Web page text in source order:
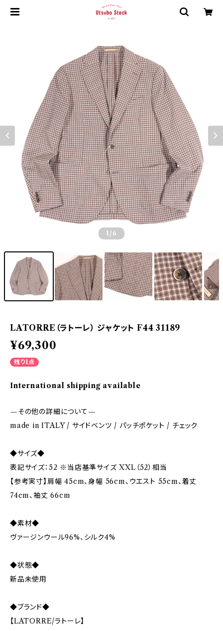
1 /6
LATORRE（ラトーレ） ジャケット F44 31189
¥69,300
残り1点
International shipping available
—その他の詳細について—
made in ITALY / サイドベンツ / パッチポケット / チェック
◆サイズ◆
表記サイズ：52 ※当店基準サイズ XXL（52）相当
【参考実寸】肩幅 45cm、身幅 56cm、ウエスト 55cm、着丈
74cm、袖丈 66cm
◆素材◆
ヴァージンウール96%、シルク4%
◆状態◆
新品未使用
◆ブランド◆
【LATORRE/ラトーレ】